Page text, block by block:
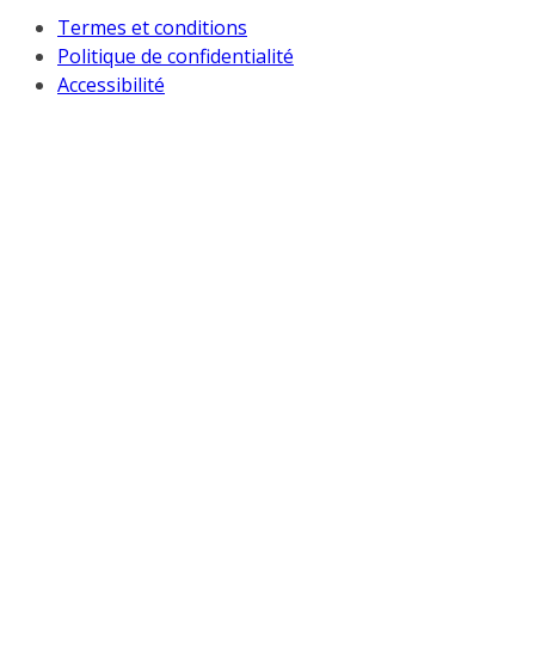
Termes et conditions
Politique de confidentialité
Accessibilité